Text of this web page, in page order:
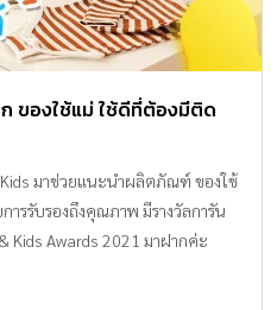
ก ของใช้แม่ ใช้ดีที่ต้องมีติด
มาช่วยแนะนำผลิตภัณฑ์ ของใช้
รรับรองถึงคุณภาพ มีรางวัลการัน
Kids Awards 2021 มาฝากค่ะ